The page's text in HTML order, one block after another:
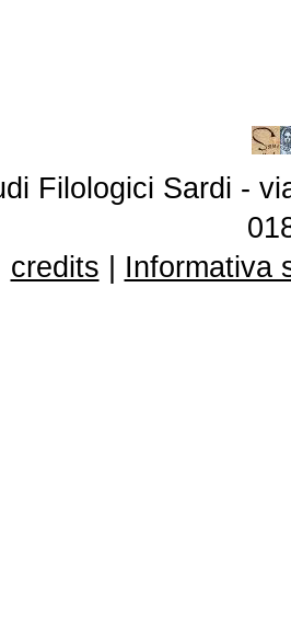
Filologici Sardi -
credits
Informativa